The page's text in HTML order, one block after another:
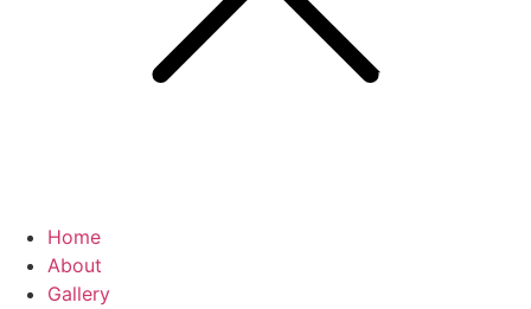
Home
About
Gallery